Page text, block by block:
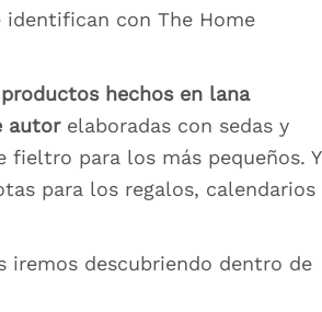
con The Home
productos hechos en lana
autorelaboradas con sedas y
fieltro para los más pequeños. Y
para los regalos, calendarios
iremos descubriendo dentro de